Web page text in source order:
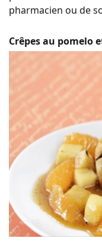
pharmacien ou de
Crêpes au pomelo